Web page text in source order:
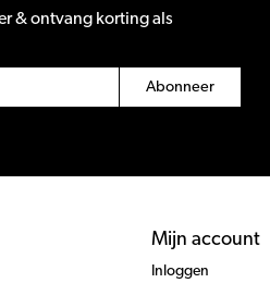
& ontvang korting als
Abonneer
Mijn account
Inloggen